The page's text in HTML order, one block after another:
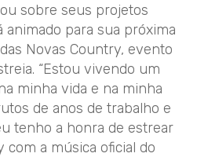
sobre seus projetos
animado para sua próxima
Novas Country, evento
“Estou vivendo um
minha vida e na minha
de anos de trabalho e
tenho a honra de estrear
com a música oficial do